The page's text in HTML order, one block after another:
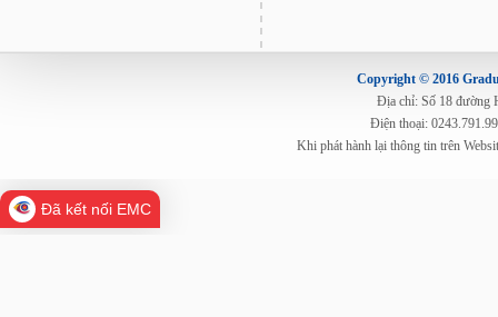
Copyright © 2016
Địa chỉ: Số 18 đường
Điện thoại:
Khi phát hành lại thông tin trên
Đã kết nối EMC